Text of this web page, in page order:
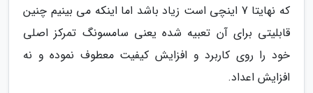
که نهایتا 7 اینچی است زیاد باشد اما اینکه می بینیم چنین
قابلیتی برای آن تعبیه شده یعنی سامسونگ تمرکز اصلی
خود را روی کاربرد و افزایش کیفیت معطوف نموده و نه
افزایش اعداد.